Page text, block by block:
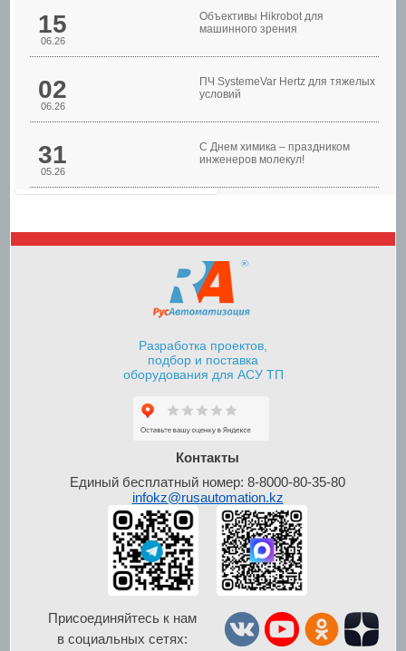
Шкафы контроля и
15
06.26
Объективы Hikrobot для
машинного зрения
02
06.26
ПЧ SystemeVar Hertz для тяжелых
условий
31
05.26
С Днем химика – праздником
инженеров молекул!
Разработка проектов,
подбор и поставка
оборудования для АСУ ТП
Контакты
Единый бесплатный номер: 8-8000-80-35-80
infokz@rusautomation.kz
Присоединяйтесь к нам
в социальных сетях: